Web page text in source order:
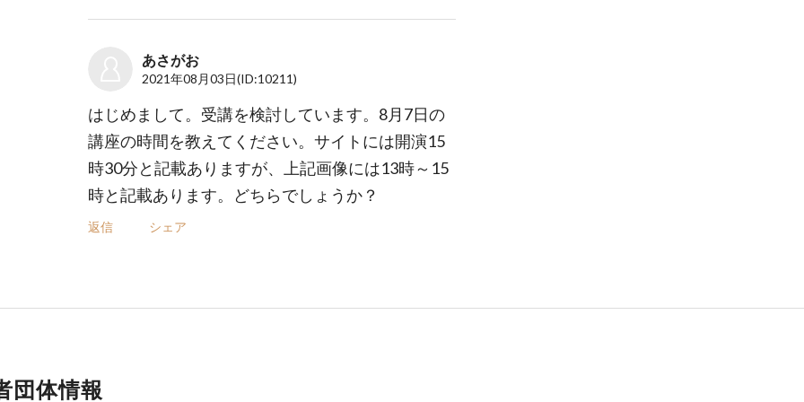
あさがお
2021年08月03日(ID:10211)
はじめまして。受講を検討しています。8月7日の
講座の時間を教えてください。サイトには開演15
時30分と記載ありますが、上記画像には13時～15
時と記載あります。どちらでしょうか？
返信 シェア
団体情報